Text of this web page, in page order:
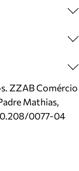
ZZAB Comércio
Mathias,
0077-04